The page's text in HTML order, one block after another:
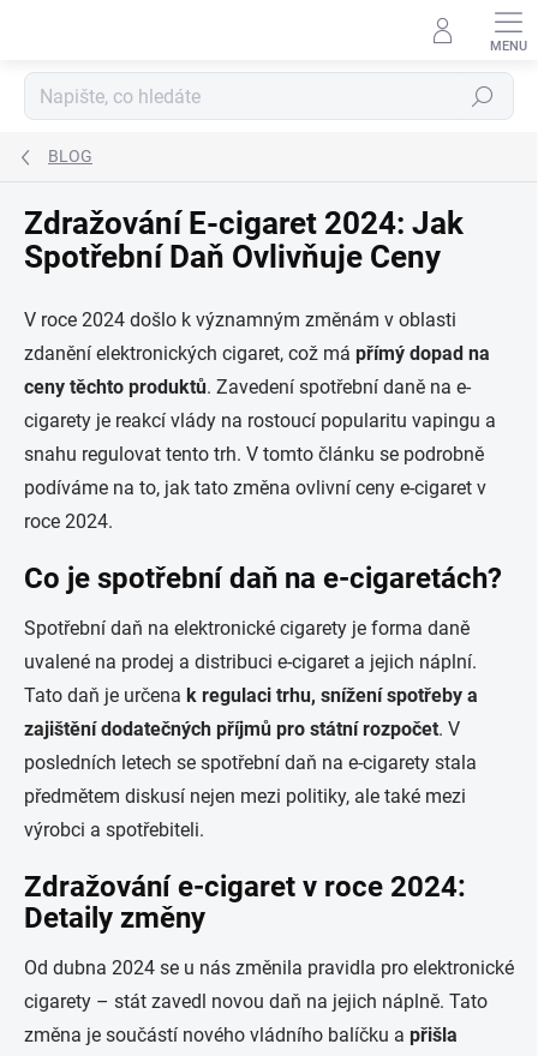
Hledat
BLOG
Zdražování E-cigaret 2024: Jak
Spotřební Daň Ovlivňuje Ceny
V roce 2024 došlo k významným změnám v oblasti
zdanění elektronických cigaret, což má přímý dopad na
ceny těchto produktů. Zavedení spotřební daně na e-
cigarety je reakcí vlády na rostoucí popularitu vapingu a
snahu regulovat tento trh. V tomto článku se podrobně
podíváme na to, jak tato změna ovlivní ceny e-cigaret v
roce 2024.
Co je spotřební daň na e-cigaretách?
Spotřební daň na elektronické cigarety je forma daně
uvalené na prodej a distribuci e-cigaret a jejich náplní.
Tato daň je určena k regulaci trhu, snížení spotřeby a
zajištění dodatečných příjmů pro státní rozpočet. V
posledních letech se spotřební daň na e-cigarety stala
předmětem diskusí nejen mezi politiky, ale také mezi
výrobci a spotřebiteli.
Zdražování e-cigaret v roce 2024:
Detaily změny
Od dubna 2024 se u nás změnila pravidla pro elektronické
cigarety – stát zavedl novou daň na jejich náplně. Tato
změna je součástí nového vládního balíčku a přišla